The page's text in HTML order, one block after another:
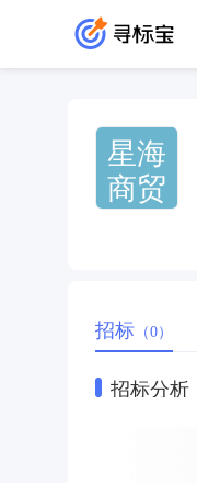
星海
商贸
招标 （0）
招标分析